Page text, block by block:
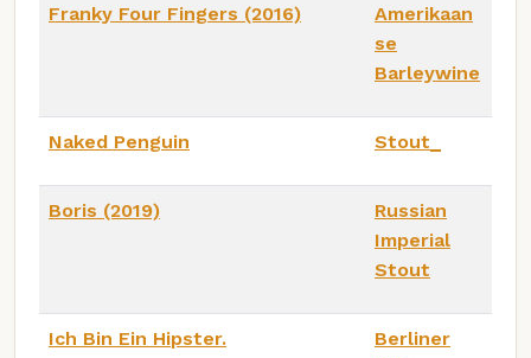
Franky Four Fingers (2016)
Amerikaan
se
Barleywine
Naked Penguin Stout_
Boris (2019)
Russian
Imperial
Stout
Ich Bin Ein Hipster.
Berliner